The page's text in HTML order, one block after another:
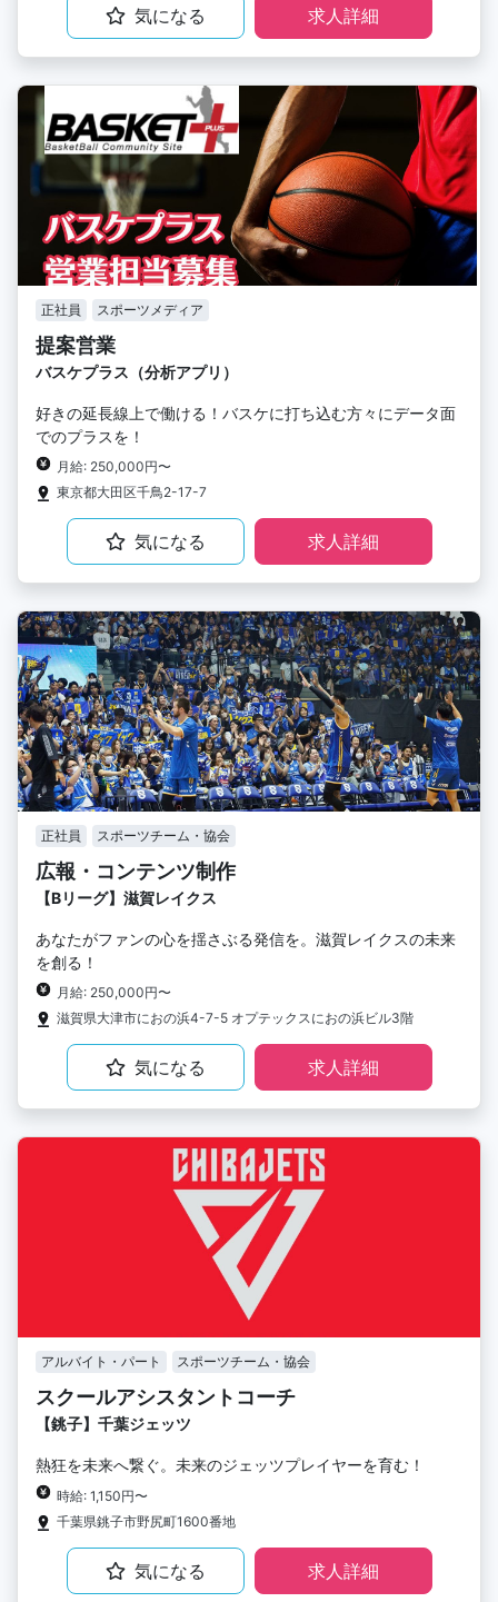
気になる 求人詳細
正社員 スポーツメディア
提案営業
バスケプラス（分析アプリ）
好きの延長線上で働ける！バスケに打ち込む方々にデータ面
でのプラスを！
月給: 250,000円〜
東京都大田区千鳥2-17-7
気になる 求人詳細
正社員 スポーツチーム・協会
広報・コンテンツ制作
【Bリーグ】滋賀レイクス
あなたがファンの心を揺さぶる発信を。滋賀レイクスの未来
を創る！
月給: 250,000円〜
滋賀県大津市におの浜4-7-5 オプテックスにおの浜ビル3階
気になる 求人詳細
アルバイト・パート スポーツチーム・協会
スクールアシスタントコーチ
【銚子】千葉ジェッツ
熱狂を未来へ繋ぐ。未来のジェッツプレイヤーを育む！
時給: 1,150円〜
千葉県銚子市野尻町1600番地
気になる 求人詳細